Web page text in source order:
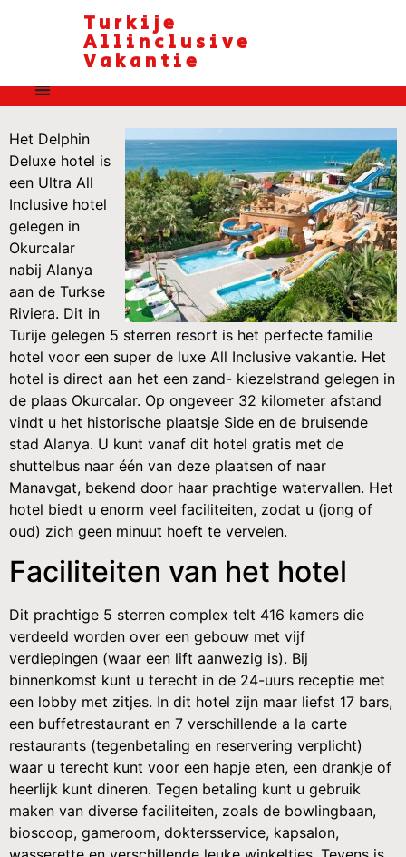
Turkije
Allinclusive
Vakantie
Het Delphin
Deluxe hotel is
een Ultra All
Inclusive hotel
gelegen in
Okurcalar
nabij Alanya
aan de Turkse
Riviera. Dit in
Turije gelegen 5 sterren resort is het perfecte familie
hotel voor een super de luxe All Inclusive vakantie. Het
hotel is direct aan het een zand- kiezelstrand gelegen in
de plaas Okurcalar. Op ongeveer 32 kilometer afstand
vindt u het historische plaatsje Side en de bruisende
stad Alanya. U kunt vanaf dit hotel gratis met de
shuttelbus naar één van deze plaatsen of naar
Manavgat, bekend door haar prachtige watervallen. Het
hotel biedt u enorm veel faciliteiten, zodat u (jong of
oud) zich geen minuut hoeft te vervelen.
Faciliteiten van het hotel
Dit prachtige 5 sterren complex telt 416 kamers die
verdeeld worden over een gebouw met vijf
verdiepingen (waar een lift aanwezig is). Bij
binnenkomst kunt u terecht in de 24-uurs receptie met
een lobby met zitjes. In dit hotel zijn maar liefst 17 bars,
een buffetrestaurant en 7 verschillende a la carte
restaurants (tegenbetaling en reservering verplicht)
waar u terecht kunt voor een hapje eten, een drankje of
heerlijk kunt dineren. Tegen betaling kunt u gebruik
maken van diverse faciliteiten, zoals de bowlingbaan,
bioscoop, gameroom, doktersservice, kapsalon,